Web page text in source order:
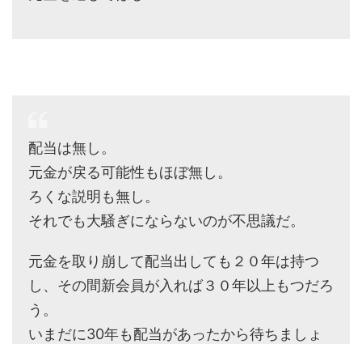
配当は無し。
元金が戻る可能性もほぼ無し。
ろくな説明も無し。
それでも大騒ぎにならないのが不思議だ。
元金を取り崩して配当出しても２０年は持つ
し、その間新会員が入れば３０年以上もつだろ
う。
いまだに30年も配当があったから待ちましょ